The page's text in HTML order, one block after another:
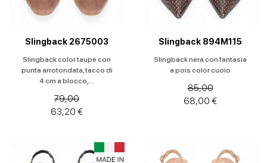
Slingback 2675003
Slingback color taupe con
punta arrotondata, tacco di
4 cm a blocco,...
79,00
63,20 €
Slingback 894M115
Slingback nera con fantasia
a pois color cuoio
85,00
68,00 €
plateau
spuntate
Scarpe
stringate
Scarpe
Slingback